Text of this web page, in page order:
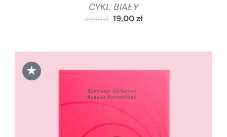
CYKL BIAŁY
29,00zł 19,00zł
★